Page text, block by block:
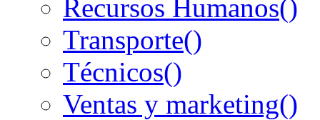
Recursos Humanos()
Transporte()
Técnicos()
Ventas y marketing()